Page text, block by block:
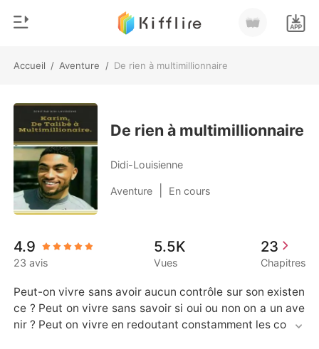
Accueil / Aventure / De rien à multimillionnaire
Recharger
Historique
Déconnexion
Télécharger l'appli
Genre
Moderne
Loup-garou
Nouvelle
Milliardaire
Nouvelles
De rien à multimillionnaire
Didi-Louisienne
Aventure En cours
4.9
23 avis
5.5K
Vues
23
Chapitres
Peut-on vivre sans avoir aucun contrôle sur son existen
ce ? Peut on vivre sans savoir si oui ou non on a un ave
nir ? Peut on vivre en redoutant constamment les coups